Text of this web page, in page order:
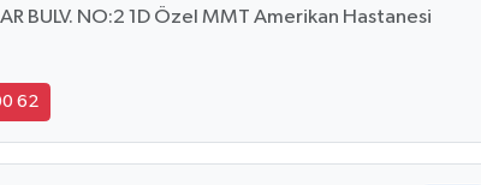
BULV. NO:2 1D Özel MMT Amerikan Hastanesi
62